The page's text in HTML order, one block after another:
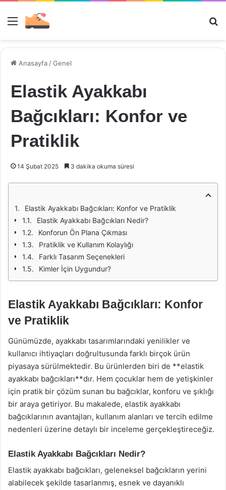
Menü
Anasayfa /Genel
Elastik Ayakkabı
Bağcıkları: Konfor ve
Pratiklik
14 Şubat 2025 3 dakika okuma süresi
Elastik Ayakkabı Bağcıkları: Konfor ve Pratiklik
Elastik Ayakkabı Bağcıkları Nedir?
Konforun Ön Plana Çıkması
Pratiklik ve Kullanım Kolaylığı
Farklı Tasarım Seçenekleri
Kimler İçin Uygundur?
Elastik Ayakkabı Bağcıkları: Konfor
ve Pratiklik
Günümüzde, ayakkabı tasarımlarındaki yenilikler ve
kullanıcı ihtiyaçları doğrultusunda farklı birçok ürün
piyasaya sürülmektedir. Bu ürünlerden biri de **elastik
ayakkabı bağcıkları**dır. Hem çocuklar hem de yetişkinler
için pratik bir çözüm sunan bu bağcıklar, konforu ve şıklığı
bir araya getiriyor. Bu makalede, elastik ayakkabı
bağcıklarının avantajları, kullanım alanları ve tercih edilme
nedenleri üzerine detaylı bir inceleme gerçekleştireceğiz.
Elastik Ayakkabı Bağcıkları Nedir?
Elastik ayakkabı bağcıkları, geleneksel bağcıkların yerini
alabilecek şekilde tasarlanmış, esnek ve dayanıklı